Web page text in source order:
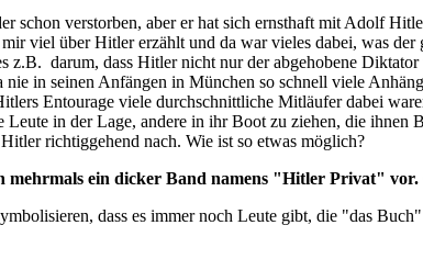
schon verstorben, aber er hat sich ernsthaft mit Adolf
viel über Hitler erzählt und da war vieles dabei, was
z.B. darum, dass Hitler nicht nur der abgehobene
nie in seinen Anfängen in München so schnell viele
Entourage viele durchschnittliche Mitläufer dabei
in der Lage, andere in ihr Boot zu ziehen, die ihnen
richtiggehend nach. Wie ist so etwas möglich?
ein dicker Band namens "Hitler Privat" vor.
dass es immer noch Leute gibt, die "das